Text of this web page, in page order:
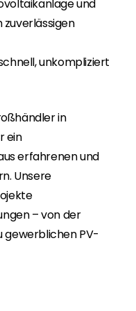
Dann sind Sie
wichtigen
sind,
und
zuverlässigen
unkompliziert
in
ein
erfahrenen und
Unsere
– von der
gewerblichen PV-